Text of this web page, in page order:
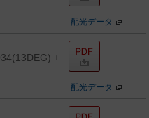
配光データ
+
配光データ